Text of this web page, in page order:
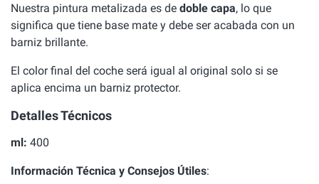
Nuestra pintura metalizada es de doble capa, lo que
significa que tiene base mate y debe ser acabada con un
barniz brillante.
El color final del coche será igual al original solo si se
aplica encima un barniz protector.
Detalles Técnicos
ml: 400
Información Técnica y Consejos Útiles: